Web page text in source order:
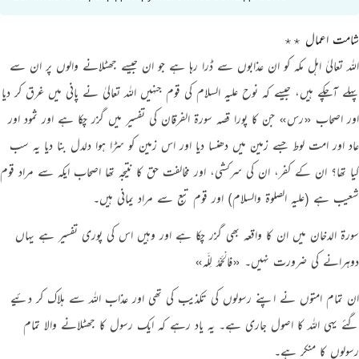
شامت اعمال ٭٭
اللہ تعالیٰ اہل مکہ کو ان عذابوں سے ڈرا رہا ہے جو ان جیسے جھٹلانے والوں پر ان سے
پہلے آچکے ہیں، جیسے کہ نوح علیہ السلام کی قوم جنہیں اللہ تعالیٰ نے پانی میں غرق کر دیا
اور اصحاب «رس» جن کا پورا قصہ سورۃ الفرقان کی تفسیر میں گزر چکا ہے اور ثمود اور
عاد اور امت لوط جسے زمین میں دھنسا دیا اور اس زمین کو سڑا ہوا دلدل بنا دیا یہ سب
کیا تھا؟ ان کے کفر، ان کی سرکشی، اور مخالفت حق کا نتیجہ تھا اصحاب ایکہ سے مراد قوم
شعیب ہے (‏علیہ الصلوۃ والسلام) اور قوم تبع سے مراد یمانی ہیں۔
سورۃ الدخان میں ان کا واقعہ بھی گزر چکا ہے اور وہیں اس کی پوری تفسیر ہے یہاں
دوہرانے کی ضرورت نہیں۔ «فالْحَمْدُ لِلَّـه»
ان تمام امتوں نے اپنے رسولوں کی تکذیب کی تھی اور عذاب اللہ سے ہلاک کر دئیے
گئے یہی اللہ کا اصول جاری ہے۔ یہ یاد رہے کہ ایک رسول کا جھٹلانے والا تمام
رسولوں کا منکر ہے۔